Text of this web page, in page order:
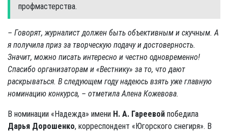
профмастерства.
– Говорят, журналист должен быть объективным и скучным. А
я получила приз за творческую подачу и достоверность.
Значит, можно писать интересно и честно одновременно!
Спасибо организаторам и «Вестнику» за то, что дают
раскрываться. В следующем году надеюсь взять уже главную
номинацию конкурса, – отметила Алена Кожевова.
В номинации «Надежда» имени Н. А. Гареевой победила
Дарья Дорошенко, корреспондент «Югорского снегиря». В